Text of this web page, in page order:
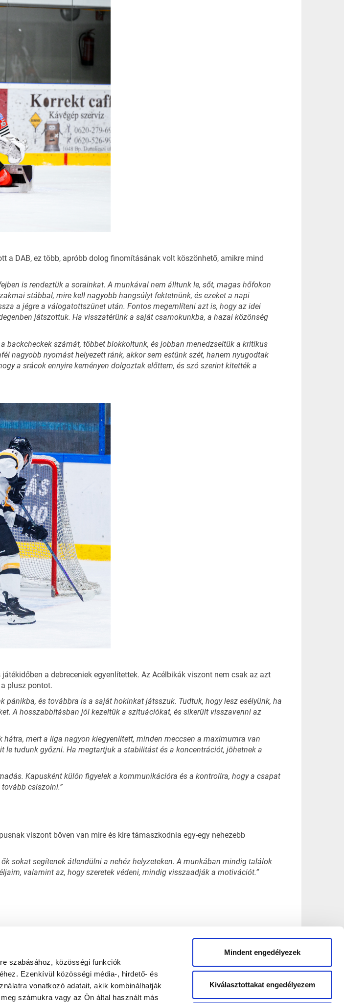
szabásához, közösségi funkciók
Ezenkívül közösségi média-, hirdető- és
vonatkozó adatait, akik kombinálhatják
számukra vagy az Ön által használt más
Mindent engedélyezek
Kiválasztottakat engedélyezem
a DAB, ez több, apróbb dolog finomításának volt köszönhető, amikre mind
is rendeztük a sorainkat. A munkával nem álltunk le, sőt, magas hőfokon
stábbal, mire kell nagyobb hangsúlyt fektetnünk, és ezeket a napi
a jégre a válogatottszünet után. Fontos megemlíteni azt is, hogy az idei
játszottuk. Ha visszatérünk a saját csarnokunkba, a hazai közönség
backcheckek számát, többet blokkoltunk, és jobban menedzseltük a kritikus
nagyobb nyomást helyezett ránk, akkor sem estünk szét, hanem nyugodtak
a srácok ennyire keményen dolgoztak előttem, és szó szerint kitették a
a debreceniek egyenlítettek. Az Acélbikák viszont nem csak az azt
plusz pontot.
pánikba, és továbbra is a saját hokinkat játsszuk. Tudtuk, hogy lesz esélyünk, ha
A hosszabbításban jól kezeltük a szituációkat, és sikerült visszavenni az
mert a liga nagyon kiegyenlített, minden meccsen a maximumra van
tudunk győzni. Ha megtartjuk a stabilitást és a koncentrációt, jöhetnek a
Kapusként külön figyelek a kommunikációra és a kontrollra, hogy a csapat
csiszolni.”
viszont bőven van mire és kire támaszkodnia egy-egy nehezebb
sokat segítenek átlendülni a nehéz helyzeteken. A munkában mindig találok
valamint az, hogy szeretek védeni, mindig visszaadják a motivációt.”